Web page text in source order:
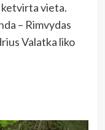
vieta.
– Rimvydas
Valatka liko